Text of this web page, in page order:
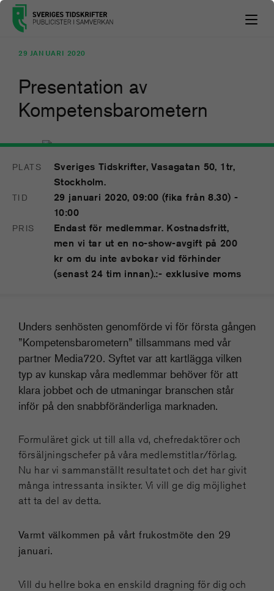
29 JANUARI 2020
Presentation av
Kompetensbarometern
29
PLATS
Sveriges Tidskrifter, Vasagatan 50, 1tr,
Stockholm.
TID
29 januari 2020, 09:00 (fika från 8.30) -
10:00
PRIS
Endast för medlemmar. Kostnadsfritt,
men vi tar ut en no-show-avgift på 200
kr om du inte avbokar vid förhinder
(senast 24 tim innan).:- exklusive moms
Unders senhösten genomförde vi för första gången
”Kompetensbarometern” tillsammans med vår
partner Media720. Syftet var att kartlägga vilken
typ av kunskap våra medlemmar behöver för att
klara jobbet och de utmaningar branschen står
inför på den snabbföränderliga marknaden.
Formuläret gick ut till alla vd, chefredaktörer och
försäljningschefer på våra medlemstitlar/förlag.
Nu har vi sammanställt resultatet och det har givit
många intressanta insikter. Vi vill ge dig möjlighet
att ta del av detta.
Varmt välkommen på vårt frukostmöte den 29
januari.
Vill du hellre boka en enskild dragning för dig och